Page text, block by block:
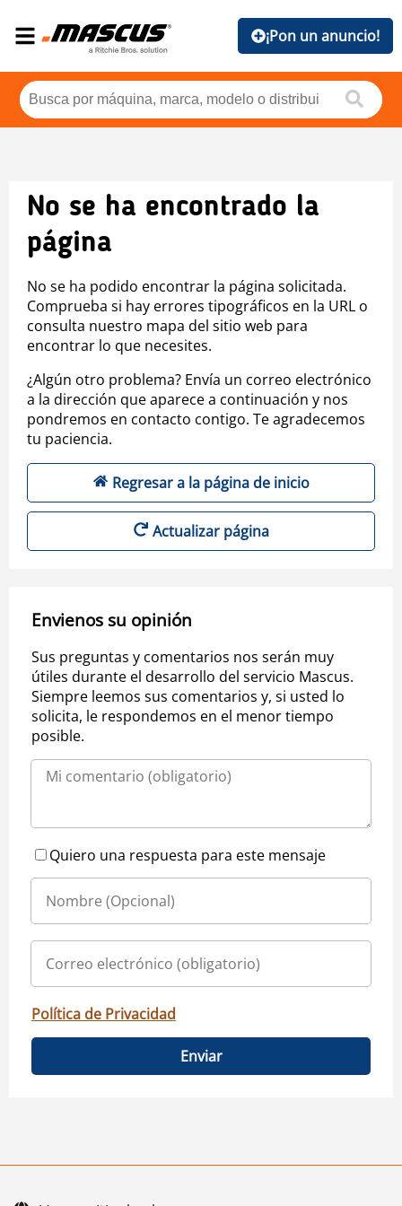
¡Pon un anuncio!
No se ha encontrado la
página
No se ha podido encontrar la página solicitada.
Comprueba si hay errores tipográficos en la URL o
consulta nuestro mapa del sitio web para
encontrar lo que necesites.
¿Algún otro problema? Envía un correo electrónico
a la dirección que aparece a continuación y nos
pondremos en contacto contigo. Te agradecemos
tu paciencia.
Regresar a la página de inicio
Actualizar página
Envienos su opinión
Sus preguntas y comentarios nos serán muy
útiles durante el desarrollo del servicio Mascus.
Siempre leemos sus comentarios y, si usted lo
solicita, le respondemos en el menor tiempo
posible.
Quiero una respuesta para este mensaje
Política de Privacidad
Enviar